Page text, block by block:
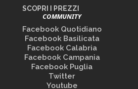
SCOPRI I PREZZI
COMMUNITY
Facebook Quotidiano
Facebook Basilicata
Facebook Calabria
Facebook Campania
Facebook Puglia
Twitter
Youtube